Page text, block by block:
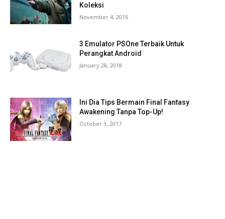
Koleksi
November 4, 2016
3 Emulator PSOne Terbaik Untuk
Perangkat Android
January 28, 2018
Ini Dia Tips Bermain Final Fantasy
Awakening Tanpa Top-Up!
October 3, 2017